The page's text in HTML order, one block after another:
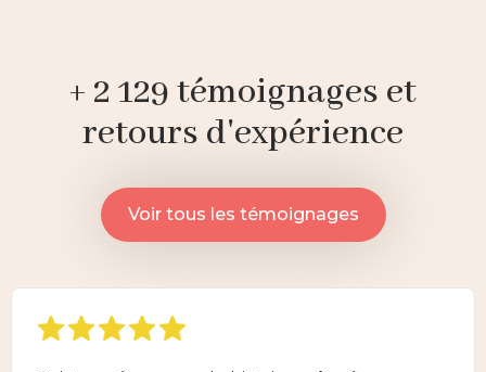
+ 2 129 témoignages et
retours d'expérience
Voir tous les témoignages